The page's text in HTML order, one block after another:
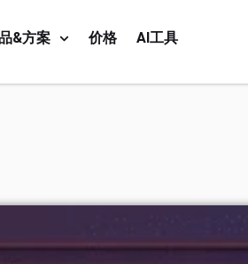
&方案 价格 AI工具